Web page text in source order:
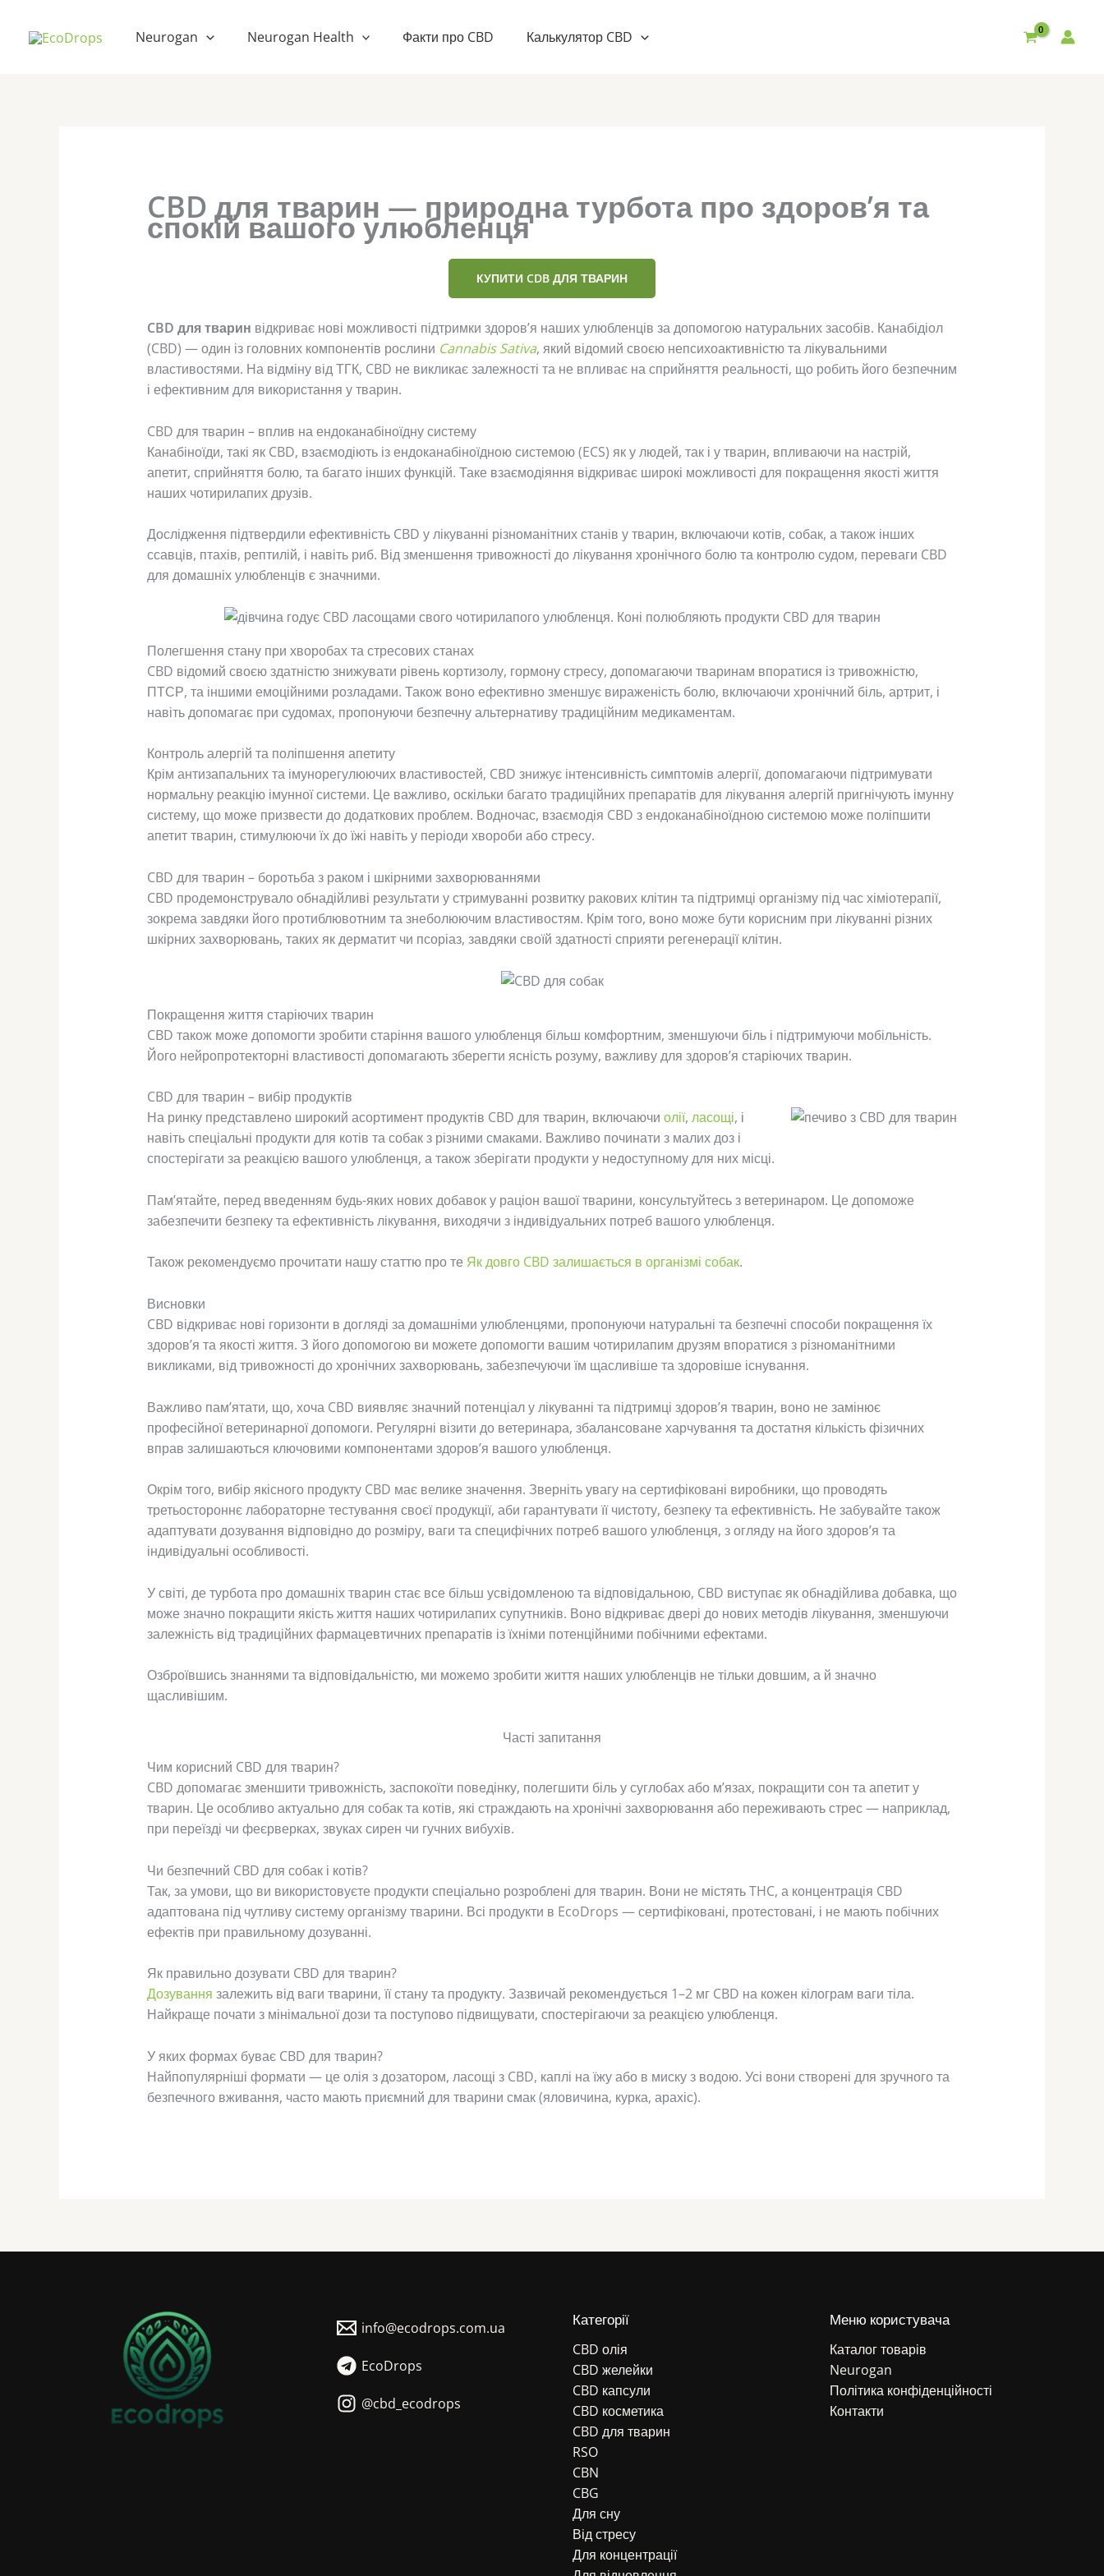
вмісту
Neurogan Neurogan Health Факти про CBD Калькулятор CBD
CBD для тварин — природна турбота про здоров’я та
спокій вашого улюбленця
КУПИТИ CDB ДЛЯ ТВАРИН
CBD для тварин відкриває нові можливості підтримки здоров’я наших улюбленців за допомогою натуральних засобів. Канабідіол
(CBD) — один із головних компонентів рослини Cannabis Sativa, який відомий своєю непсихоактивністю та лікувальними
властивостями. На відміну від ТГК, CBD не викликає залежності та не впливає на сприйняття реальності, що робить його безпечним
і ефективним для використання у тварин.
CBD для тварин – вплив на ендоканабіноїдну систему
Канабіноїди, такі як CBD, взаємодіють із ендоканабіноїдною системою (ECS) як у людей, так і у тварин, впливаючи на настрій,
апетит, сприйняття болю, та багато інших функцій. Таке взаємодіяння відкриває широкі можливості для покращення якості життя
наших чотирилапих друзів.
Дослідження підтвердили ефективність CBD у лікуванні різноманітних станів у тварин, включаючи котів, собак, а також інших
ссавців, птахів, рептилій, і навіть риб. Від зменшення тривожності до лікування хронічного болю та контролю судом, переваги CBD
для домашніх улюбленців є значними.
Полегшення стану при хворобах та стресових станах
CBD відомий своєю здатністю знижувати рівень кортизолу, гормону стресу, допомагаючи тваринам впоратися із тривожністю,
ПТСР, та іншими емоційними розладами. Також воно ефективно зменшує вираженість болю, включаючи хронічний біль, артрит, і
навіть допомагає при судомах, пропонуючи безпечну альтернативу традиційним медикаментам.
Контроль алергій та поліпшення апетиту
Крім антизапальних та імунорегулюючих властивостей, CBD знижує інтенсивність симптомів алергії, допомагаючи підтримувати
нормальну реакцію імунної системи. Це важливо, оскільки багато традиційних препаратів для лікування алергій пригнічують імунну
систему, що може призвести до додаткових проблем. Водночас, взаємодія CBD з ендоканабіноїдною системою може поліпшити
апетит тварин, стимулюючи їх до їжі навіть у періоди хвороби або стресу.
CBD для тварин – боротьба з раком і шкірними захворюваннями
CBD продемонструвало обнадійливі результати у стримуванні розвитку ракових клітин та підтримці організму під час хіміотерапії,
зокрема завдяки його протиблювотним та знеболюючим властивостям. Крім того, воно може бути корисним при лікуванні різних
шкірних захворювань, таких як дерматит чи псоріаз, завдяки своїй здатності сприяти регенерації клітин.
Покращення життя старіючих тварин
CBD також може допомогти зробити старіння вашого улюбленця більш комфортним, зменшуючи біль і підтримуючи мобільність.
Його нейропротекторні властивості допомагають зберегти ясність розуму, важливу для здоров’я старіючих тварин.
CBD для тварин – вибір продуктів
На ринку представлено широкий асортимент продуктів CBD для тварин, включаючи олії, ласощі, і
навіть спеціальні продукти для котів та собак з різними смаками. Важливо починати з малих доз і
спостерігати за реакцією вашого улюбленця, а також зберігати продукти у недоступному для них місці.
Пам’ятайте, перед введенням будь-яких нових добавок у раціон вашої тварини, консультуйтесь з ветеринаром. Це допоможе
забезпечити безпеку та ефективність лікування, виходячи з індивідуальних потреб вашого улюбленця.
Також рекомендуємо прочитати нашу статтю про те Як довго CBD залишається в організмі собак.
Висновки
CBD відкриває нові горизонти в догляді за домашніми улюбленцями, пропонуючи натуральні та безпечні способи покращення їх
здоров’я та якості життя. З його допомогою ви можете допомогти вашим чотирилапим друзям впоратися з різноманітними
викликами, від тривожності до хронічних захворювань, забезпечуючи їм щасливіше та здоровіше існування.
Важливо пам’ятати, що, хоча CBD виявляє значний потенціал у лікуванні та підтримці здоров’я тварин, воно не замінює
професійної ветеринарної допомоги. Регулярні візити до ветеринара, збалансоване харчування та достатня кількість фізичних
вправ залишаються ключовими компонентами здоров’я вашого улюбленця.
Окрім того, вибір якісного продукту CBD має велике значення. Зверніть увагу на сертифіковані виробники, що проводять
третьостороннє лабораторне тестування своєї продукції, аби гарантувати її чистоту, безпеку та ефективність. Не забувайте також
адаптувати дозування відповідно до розміру, ваги та специфічних потреб вашого улюбленця, з огляду на його здоров’я та
індивідуальні особливості.
У світі, де турбота про домашніх тварин стає все більш усвідомленою та відповідальною, CBD виступає як обнадійлива добавка, що
може значно покращити якість життя наших чотирилапих супутників. Воно відкриває двері до нових методів лікування, зменшуючи
залежність від традиційних фармацевтичних препаратів із їхніми потенційними побічними ефектами.
Озброївшись знаннями та відповідальністю, ми можемо зробити життя наших улюбленців не тільки довшим, а й значно
щасливішим.
Часті запитання
Чим корисний CBD для тварин?
CBD допомагає зменшити тривожність, заспокоїти поведінку, полегшити біль у суглобах або м’язах, покращити сон та апетит у
тварин. Це особливо актуально для собак та котів, які страждають на хронічні захворювання або переживають стрес — наприклад,
при переїзді чи феєрверках, звуках сирен чи гучних вибухів.
Чи безпечний CBD для собак і котів?
Так, за умови, що ви використовуєте продукти спеціально розроблені для тварин. Вони не містять THC, а концентрація CBD
адаптована під чутливу систему організму тварини. Всі продукти в EcoDrops — сертифіковані, протестовані, і не мають побічних
ефектів при правильному дозуванні.
Як правильно дозувати CBD для тварин?
Дозування залежить від ваги тварини, її стану та продукту. Зазвичай рекомендується 1–2 мг CBD на кожен кілограм ваги тіла.
Найкраще почати з мінімальної дози та поступово підвищувати, спостерігаючи за реакцією улюбленця.
У яких формах буває CBD для тварин?
Найпопулярніші формати — це олія з дозатором, ласощі з CBD, каплі на їжу або в миску з водою. Усі вони створені для зручного та
безпечного вживання, часто мають приємний для тварини смак (яловичина, курка, арахіс).
info@ecodrops.com.ua
EcoDrops
@cbd_ecodrops
Категорії
CBD олія
CBD желейки
CBD капсули
CBD косметика
CBD для тварин
RSO
CBN
CBG
Для сну
Від стресу
Для концентрації
Меню користувача
Каталог товарів
Neurogan
Політика конфіденційності
Контакти